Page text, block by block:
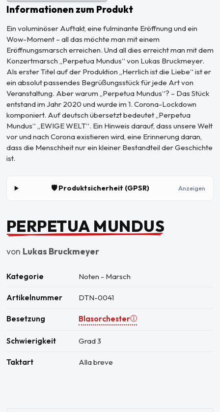
Informationen zum Produkt
Ein voluminöser Auftakt, eine fulminante Eröffnung und ein
Wow-Moment – all das möchte man mit einem
Eröffnungsmarsch erreichen. Und all dies erreicht man mit dem
Konzertmarsch „Perpetua Mundus“ von Lukas Bruckmeyer.
Als erster Titel auf der Produktion „Herrlich ist die Liebe“ ist er
ein absolut passendes Begrüßungsstück für jede Art von
Veranstaltung. Aber warum „Perpetua Mundus“? – Das Stück
entstand im Jahr 2020 und wurde im 1. Corona-Lockdown
komponiert. Auf deutsch übersetzt bedeutet „Perpetua
Mundus“ „EWIGE WELT“. Ein Hinweis darauf, dass unsere Welt
vor und nach Corona existieren wird, eine Erinnerung daran,
dass die Menschheit nur ein kleiner Bestandteil der Geschichte
ist.
🛡️ Produktsicherheit (GPSR) Anzeigen
PERPETUA MUNDUS
von Lukas Bruckmeyer
Kategorie Noten - Marsch
Artikelnummer DTN-0041
Besetzung Blasorchesterⓘ
Schwierigkeit Grad 3
Taktart Alla breve